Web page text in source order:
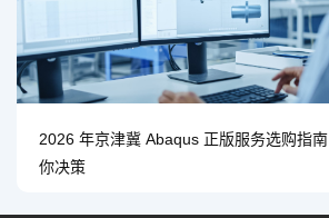
2026 年京津冀 Abaqus 正版服务选购指
你决策